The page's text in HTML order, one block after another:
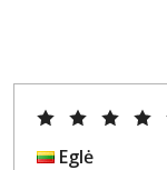
Eglė